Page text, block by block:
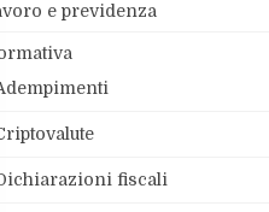
e previdenza
fiscali